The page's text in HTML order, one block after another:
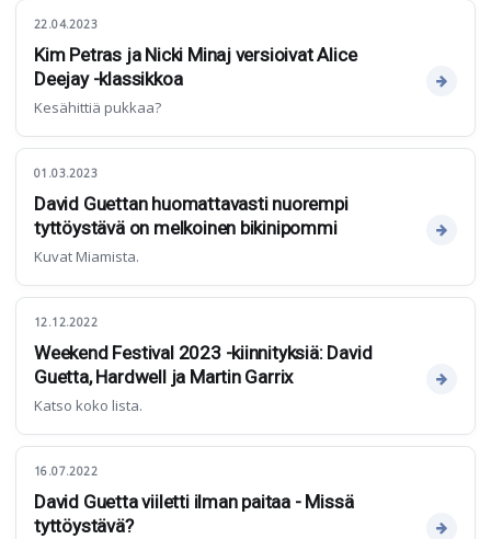
22.04.2023
Kim Petras ja Nicki Minaj versioivat Alice
Deejay -klassikkoa
Kesähittiä pukkaa?
01.03.2023
David Guettan huomattavasti nuorempi
tyttöystävä on melkoinen bikinipommi
Kuvat Miamista.
12.12.2022
Weekend Festival 2023 -kiinnityksiä: David
Guetta, Hardwell ja Martin Garrix
Katso koko lista.
16.07.2022
David Guetta viiletti ilman paitaa - Missä
tyttöystävä?